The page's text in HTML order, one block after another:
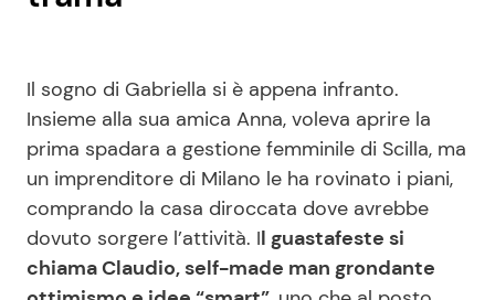
Il sogno di Gabriella si è appena infranto.
Insieme alla sua amica Anna, voleva aprire la
prima spadara a gestione femminile di Scilla, ma
un imprenditore di Milano le ha rovinato i piani,
comprando la casa diroccata dove avrebbe
dovuto sorgere l’attività. Il guastafeste si
chiama Claudio, self-made man grondante